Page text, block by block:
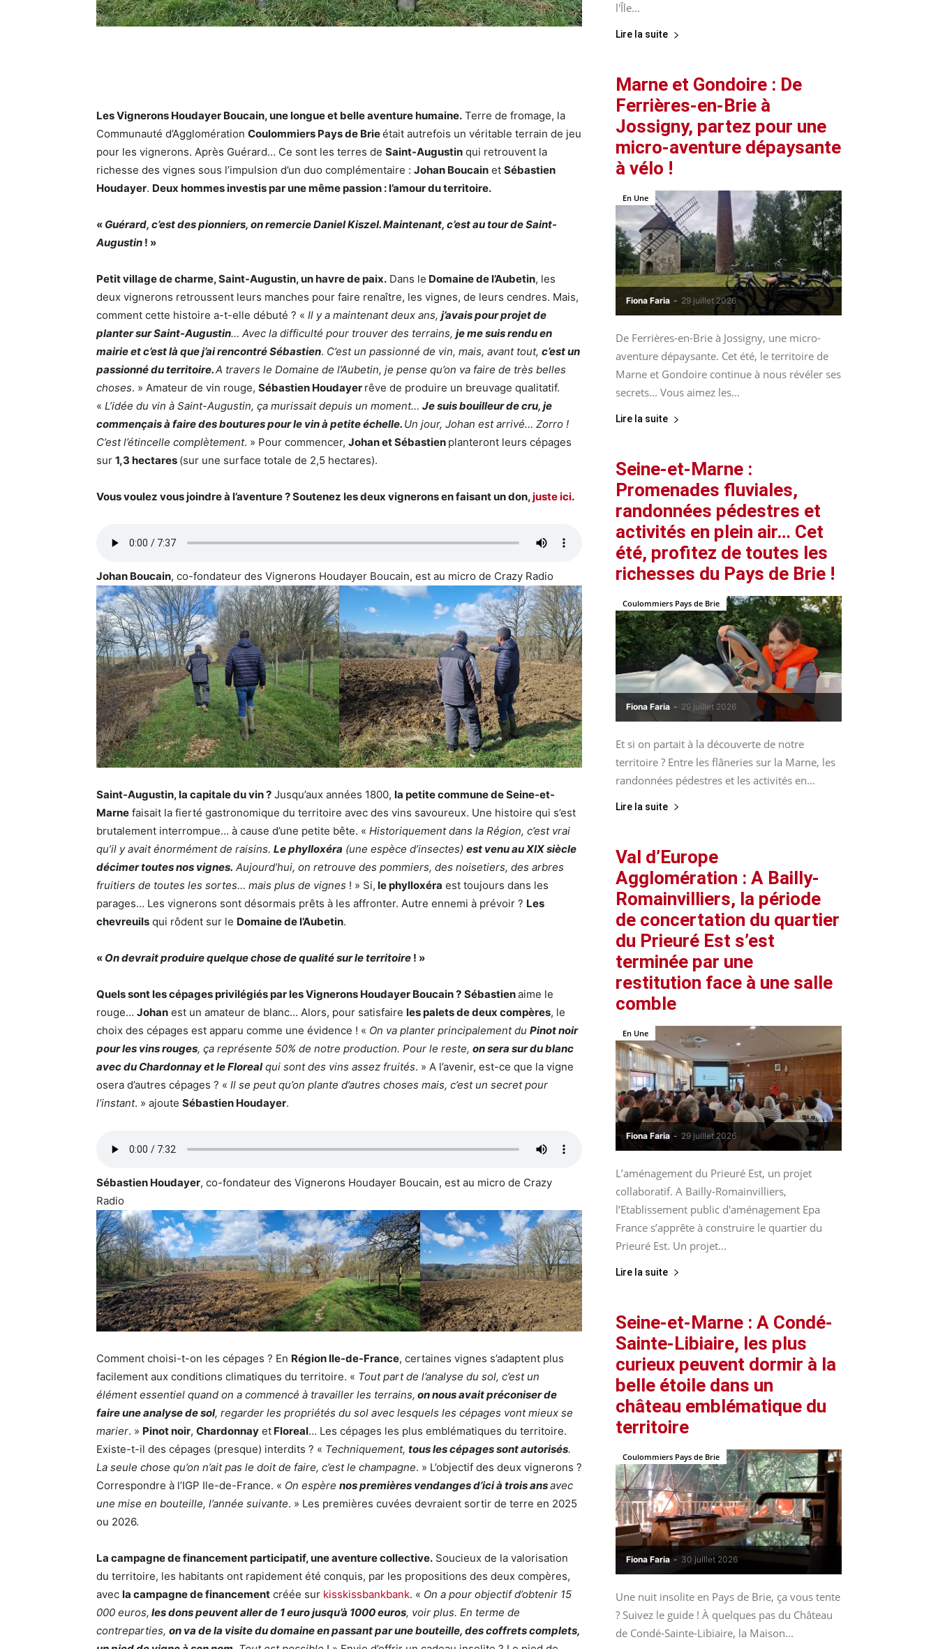
Les Vignerons Houdayer Boucain, une longue et belle aventure humaine. Terre de fromage, la
Communauté d’Agglomération Coulommiers Pays de Brieétait autrefois un véritable terrain de jeu
pour les vignerons. Après Guérard… Ce sont les terres de Saint-Augustin qui retrouvent la
richesse des vignes sous l’impulsion d’un duo complémentaire : Johan Boucain et Sébastien
Houdayer. Deux hommes investis par une même passion : l’amour du territoire.
« Guérard, c’est des pionniers, on remercie Daniel Kiszel. Maintenant, c’est au tour de Saint-
Augustin ! »
Petit village de charme, Saint-Augustin, un havre de paix. Dans le Domaine de l’Aubetin, les
deux vignerons retroussent leurs manches pour faire renaître, les vignes, de leurs cendres. Mais,
comment cette histoire a-t-elle débuté ? « Il y a maintenant deux ans, j’avais pour projet de
planter sur Saint-Augustin… Avec la difficulté pour trouver des terrains, je me suis rendu en
mairie et c’est là que j’ai rencontré Sébastien. C’est un passionné de vin, mais, avant tout, c’est un
passionné du territoire.A travers le Domaine de l’Aubetin, je pense qu’on va faire de très belles
choses. » Amateur de vin rouge, Sébastien Houdayer rêve de produire un breuvage qualitatif.
« L’idée du vin à Saint-Augustin, ça murissait depuis un moment… Je suis bouilleur de cru, je
commençais à faire des boutures pour le vin à petite échelle. Un jour, Johan est arrivé… Zorro !
C’est l’étincelle complètement. » Pour commencer, Johan et Sébastien planteront leurs cépages
sur 1,3 hectares (sur une surface totale de 2,5 hectares).
Vous voulez vous joindre à l’aventure ? Soutenez les deux vignerons en faisant un don,juste ici.
Johan Boucain, co-fondateur des Vignerons Houdayer Boucain, est au micro de Crazy Radio
Saint-Augustin, la capitale du vin ? Jusqu’aux années 1800, la petite commune de Seine-et-
Marne faisait la fierté gastronomique du territoire avec des vins savoureux. Une histoire qui s’est
brutalement interrompue… à cause d’une petite bête. « Historiquement dans la Région, c’est vrai
qu’il y avait énormément de raisins. Le phylloxéra (une espèce d’insectes) est venu au XIX siècle
décimer toutes nos vignes. Aujourd’hui, on retrouve des pommiers, des noisetiers, des arbres
fruitiers de toutes les sortes… mais plus de vignes ! » Si, le phylloxéra est toujours dans les
parages… Les vignerons sont désormais prêts à les affronter. Autre ennemi à prévoir ? Les
chevreuils qui rôdent sur le Domaine de l’Aubetin.
« On devrait produire quelque chose de qualité sur le territoire ! »
Quels sont les cépages privilégiés par les Vignerons Houdayer Boucain ? Sébastienaime le
rouge… Johan est un amateur de blanc… Alors, pour satisfaire les palets de deux compères, le
choix des cépages est apparu comme une évidence ! « On va planter principalement du Pinot noir
pour les vins rouges, ça représente 50% de notre production. Pour le reste, on sera sur du blanc
avec du Chardonnay et le Florealqui sont des vins assez fruités. » A l’avenir, est-ce que la vigne
osera d’autres cépages ? « Il se peut qu’on plante d’autres choses mais, c’est un secret pour
l’instant. » ajoute Sébastien Houdayer.
Sébastien Houdayer, co-fondateur des Vignerons Houdayer Boucain, est au micro de Crazy
Radio
Comment choisi-t-on les cépages ? En Région Ile-de-France, certaines vignes s’adaptent plus
facilement aux conditions climatiques du territoire. « Tout part de l’analyse du sol, c’est un
élément essentiel quand on a commencé à travailler les terrains, on nous avait préconiser de
faire une analyse de sol, regarder les propriétés du sol avec lesquels les cépages vont mieux se
marier. » Pinot noir, Chardonnay et Floreal… Les cépages les plus emblématiques du territoire.
Existe-t-il des cépages (presque) interdits ? « Techniquement, tous les cépages sont autorisés.
La seule chose qu’on n’ait pas le doit de faire, c’est le champagne. » L’objectif des deux vignerons ?
Correspondre à l’IGP Ile-de-France. « On espère nos premières vendanges d’ici à trois ansavec
une mise en bouteille, l’année suivante. » Les premières cuvées devraient sortir de terre en 2025
ou 2026.
La campagne de financement participatif, une aventure collective. Soucieux de la valorisation
du territoire, les habitants ont rapidement été conquis, par les propositions des deux compères,
avec la campagne de financement créée sur kisskissbankbank. « On a pour objectif d’obtenir 15
000 euros, les dons peuvent aller de 1 euro jusqu’à 1000 euros, voir plus. En terme de
contreparties, on va de la visite du domaine en passant par une bouteille, des coffrets complets,
l'Île...
Lire la suite
Marne et Gondoire : De
Ferrières-en-Brie à
Jossigny, partez pour une
micro-aventure dépaysante
à vélo !
Fiona Faria - 29 juillet 2026
En Une
De Ferrières-en-Brie à Jossigny, une micro-
aventure dépaysante. Cet été, le territoire de
Marne et Gondoire continue à nous révéler ses
secrets... Vous aimez les...
Lire la suite
Seine-et-Marne :
Promenades fluviales,
randonnées pédestres et
activités en plein air… Cet
été, profitez de toutes les
richesses du Pays de Brie !
Fiona Faria - 29 juillet 2026
Coulommiers Pays de Brie
Et si on partait à la découverte de notre
territoire ? Entre les flâneries sur la Marne, les
randonnées pédestres et les activités en...
Lire la suite
Val d’Europe
Agglomération : A Bailly-
Romainvilliers, la période
de concertation du quartier
du Prieuré Est s’est
terminée par une
restitution face à une salle
comble
Fiona Faria - 29 juillet 2026
En Une
L’aménagement du Prieuré Est, un projet
collaboratif. A Bailly-Romainvilliers,
l’Etablissement public d'aménagement Epa
France s’apprête à construire le quartier du
Prieuré Est. Un projet...
Lire la suite
Seine-et-Marne : A Condé-
Sainte-Libiaire, les plus
curieux peuvent dormir à la
belle étoile dans un
château emblématique du
territoire
Fiona Faria - 30 juillet 2026
Coulommiers Pays de Brie
Une nuit insolite en Pays de Brie, ça vous tente
? Suivez le guide ! À quelques pas du Château
de Condé-Sainte-Libiaire, la Maison...